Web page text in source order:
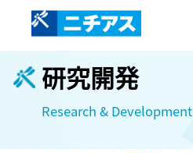
研究開発
Research & Development